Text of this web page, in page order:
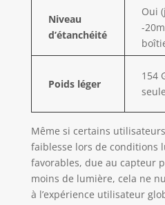
Niveau
d’étanchéité
Oui
-
Poids léger
154
Même si certains
faiblesse lors de conditions
favorables, due au capteur
moins de lumière, cela ne
à l’expérience utilisateur